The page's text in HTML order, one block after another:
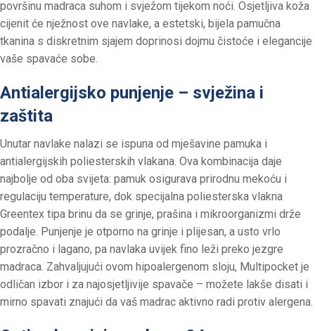
površinu madraca suhom i svježom tijekom noći. Osjetljiva koža
cijenit će nježnost ove navlake, a estetski, bijela pamučna
tkanina s diskretnim sjajem doprinosi dojmu čistoće i elegancije
vaše spavaće sobe.
Antialergijsko punjenje – svježina i
zaštita
Unutar navlake nalazi se ispuna od mješavine pamuka i
antialergijskih poliesterskih vlakana. Ova kombinacija daje
najbolje od oba svijeta: pamuk osigurava prirodnu mekoću i
regulaciju temperature, dok specijalna poliesterska vlakna
Greentex tipa brinu da se grinje, prašina i mikroorganizmi drže
podalje. Punjenje je otporno na grinje i plijesan, a usto vrlo
prozračno i lagano, pa navlaka uvijek fino leži preko jezgre
madraca. Zahvaljujući ovom hipoalergenom sloju, Multipocket je
odličan izbor i za najosjetljivije spavače – možete lakše disati i
mirno spavati znajući da vaš madrac aktivno radi protiv alergena.